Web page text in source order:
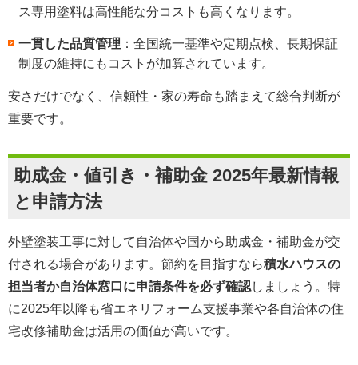
ス専用塗料は高性能な分コストも高くなります。
一貫した品質管理 ：全国統一基準や定期点検、長期保証
制度の維持にもコストが加算されています。
安さだけでなく、信頼性・家の寿命も踏まえて総合判断が
重要です。
助成金・値引き・補助金 2025年最新情報
と申請方法
外壁塗装工事に対して自治体や国から助成金・補助金が交
付される場合があります。節約を目指すなら積水ハウスの
担当者か自治体窓口に申請条件を必ず確認しましょう。特
に2025年以降も省エネリフォーム支援事業や各自治体の住
宅改修補助金は活用の価値が高いです。